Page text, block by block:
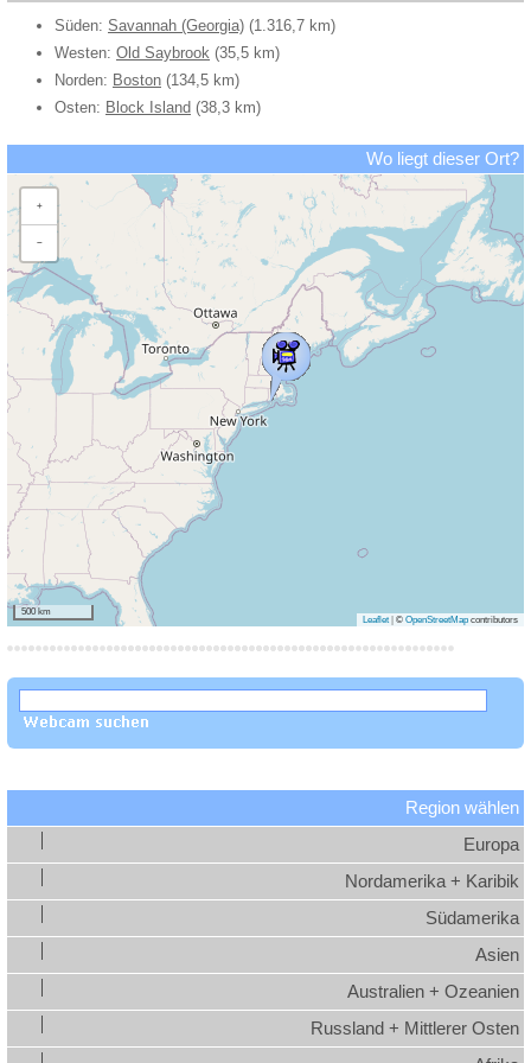
Süden: Savannah (Georgia) (1.316,7 km)
Westen: Old Saybrook (35,5 km)
Norden: Boston (134,5 km)
Osten: Block Island (38,3 km)
Wo liegt dieser Ort?
+
−
500 km
Leaflet © OpenStreetMap contributors
Region wählen
Europa
Nordamerika + Karibik
Südamerika
Asien
Australien + Ozeanien
Russland + Mittlerer Osten